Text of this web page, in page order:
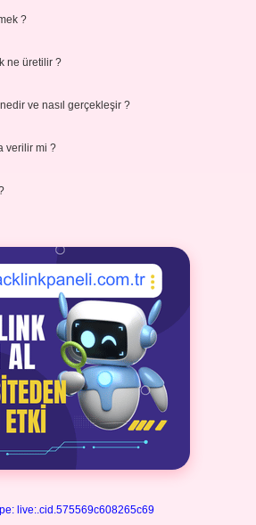
?
ne üretilir ?
ve nasıl gerçekleşir ?
verilir mi ?
live:.cid.575569c608265c69